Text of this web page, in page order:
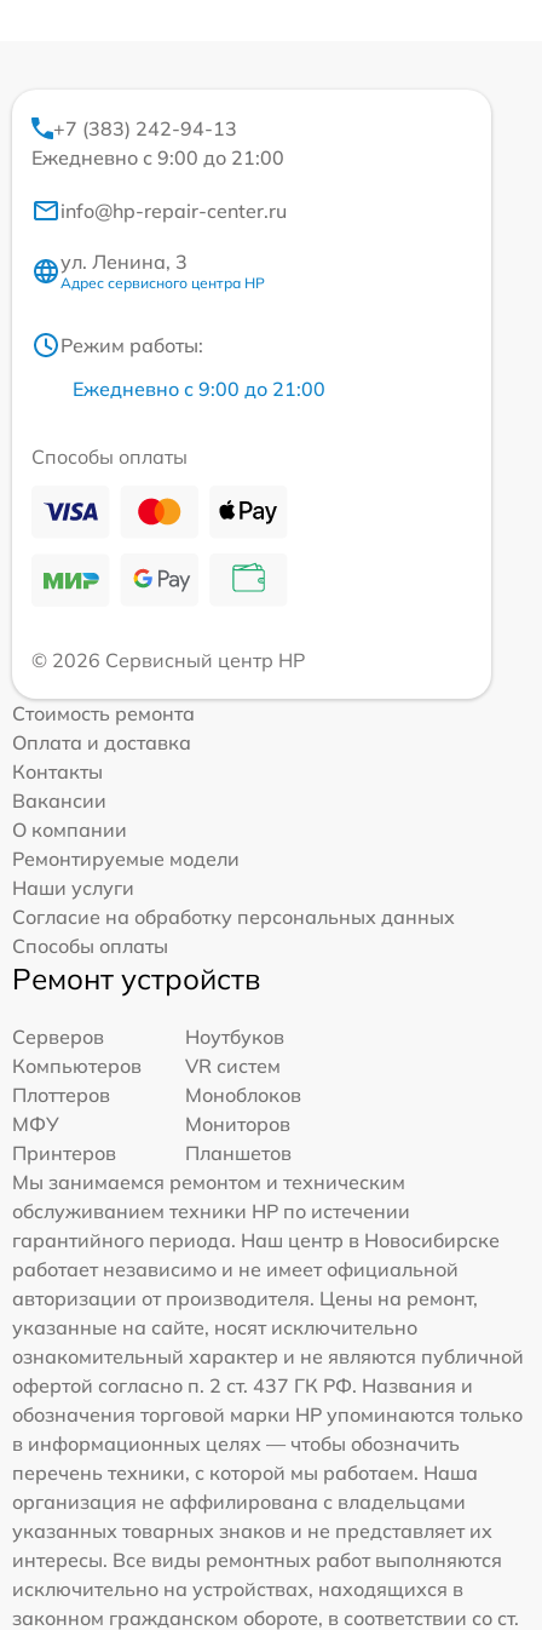
+7 (383) 242-94-13
Ежедневно с 9:00 до 21:00
info@hp-repair-center.ru
ул. Ленина, 3
Адрес сервисного центра HP
Режим работы:
Ежедневно с 9:00 до 21:00
Способы оплаты
© 2026 Сервисный центр HP
Стоимость ремонта
Оплата и доставка
Контакты
Вакансии
О компании
Ремонтируемые модели
Наши услуги
Согласие на обработку персональных данных
Способы оплаты
Ремонт устройств
Серверов
Ноутбуков
Компьютеров
VR систем
Плоттеров
Моноблоков
МФУ
Мониторов
Принтеров
Планшетов
Мы занимаемся ремонтом и техническим
обслуживанием техники HP по истечении
гарантийного периода. Наш центр в Новосибирске
работает независимо и не имеет официальной
авторизации от производителя. Цены на ремонт,
указанные на сайте, носят исключительно
ознакомительный характер и не являются публичной
офертой согласно п. 2 ст. 437 ГК РФ. Названия и
обозначения торговой марки HP упоминаются только
в информационных целях — чтобы обозначить
перечень техники, с которой мы работаем. Наша
организация не аффилирована с владельцами
указанных товарных знаков и не представляет их
интересы. Все виды ремонтных работ выполняются
исключительно на устройствах, находящихся в
законном гражданском обороте, в соответствии со ст.